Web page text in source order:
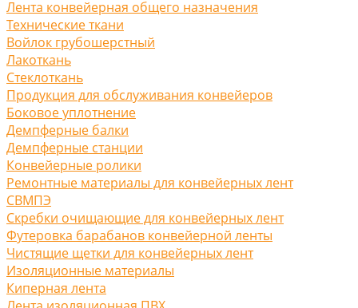
Лента конвейерная общего назначения
Технические ткани
Войлок грубошерстный
Лакоткань
Стеклоткань
Продукция для обслуживания конвейеров
Боковое уплотнение
Демпферные балки
Демпферные станции
Конвейерные ролики
Ремонтные материалы для конвейерных лент
СВМПЭ
Скребки очищающие для конвейерных лент
Футеровка барабанов конвейерной ленты
Чистящие щетки для конвейерных лент
Изоляционные материалы
Киперная лента